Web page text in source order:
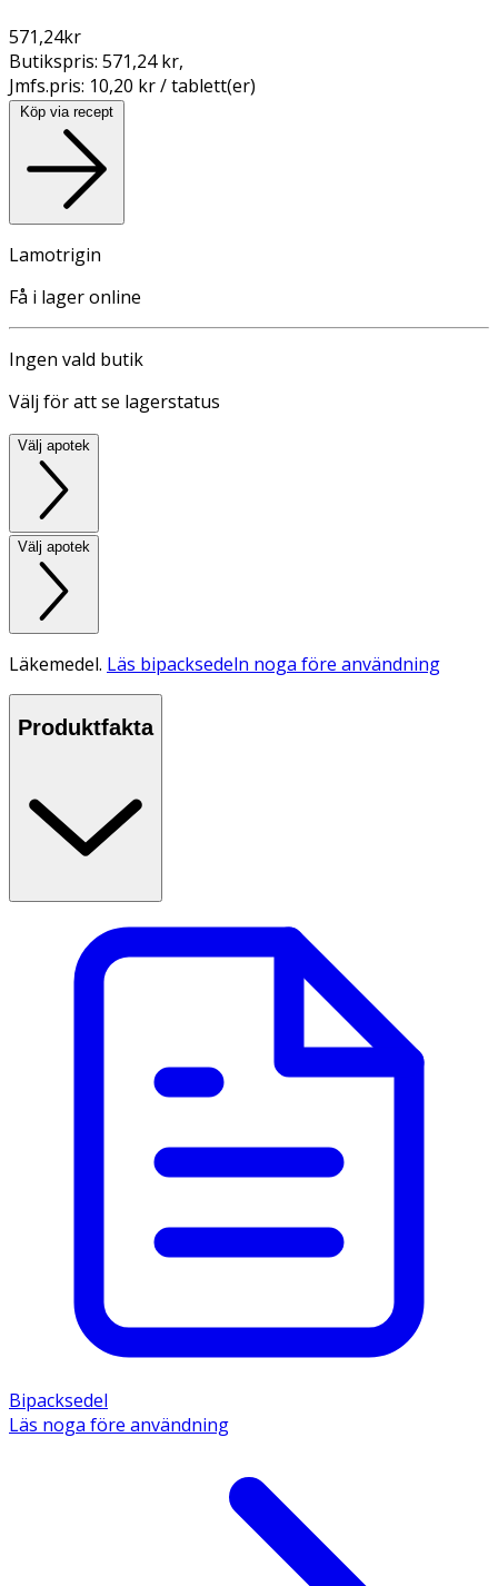
571,24kr
Butikspris: 571,24 kr,
Jmfs.pris: 10,20 kr / tablett(er)
Köp via recept
Lamotrigin
Få i lager online
Ingen vald butik
Välj för att se lagerstatus
Välj apotek
Välj apotek
Läkemedel. Läs bipacksedeln noga före användning
Produktfakta
Bipacksedel
Läs noga före användning